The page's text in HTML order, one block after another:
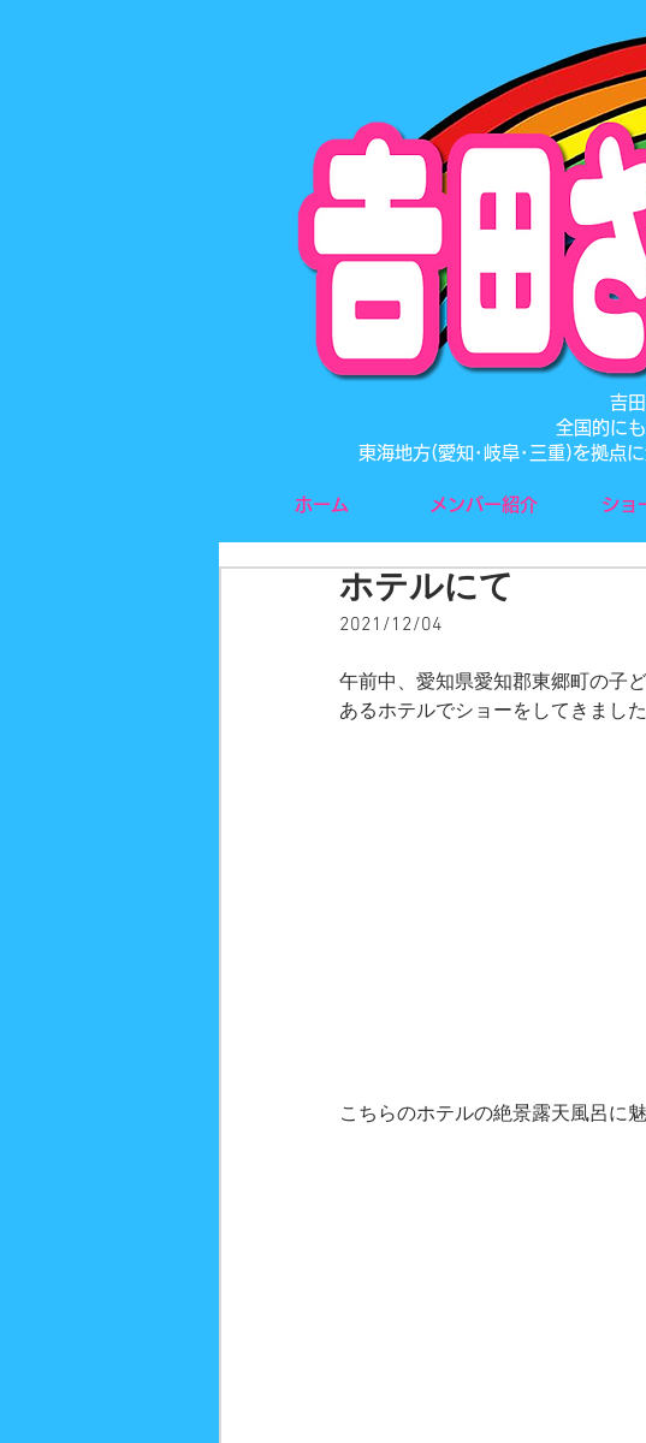
吉
全国的に
東海地方(愛知･岐阜･三重)を拠点
ホーム メンバー紹介 ショ
ホテルにて
2021/12/04
午前中、愛知県愛知郡東郷町の子
あるホテルでショーをしてきました
こちらのホテルの絶景露天風呂に